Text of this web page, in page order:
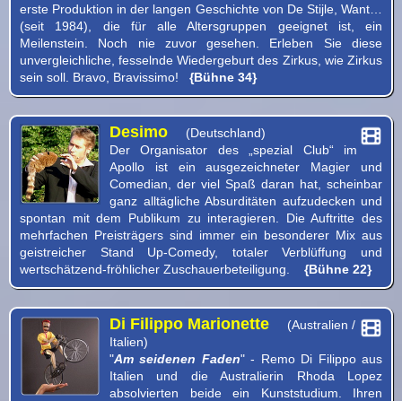
erste Produktion in der langen Geschichte von De Stijle, Want…
(seit 1984), die für alle Altersgruppen geeignet ist, ein
Meilenstein. Noch nie zuvor gesehen. Erleben Sie diese
unvergleichliche, fesselnde Wiedergeburt des Zirkus, wie Zirkus
sein soll. Bravo, Bravissimo! {Bühne 34}
Desimo
(Deutschland)
Der Organisator des „spezial Club“ im
Apollo ist ein ausgezeichneter Magier und
Comedian, der viel Spaß daran hat, scheinbar
ganz alltägliche Absurditäten aufzudecken und
spontan mit dem Publikum zu interagieren. Die Auftritte des
mehrfachen Preisträgers sind immer ein besonderer Mix aus
geistreicher Stand Up-Comedy, totaler Verblüffung und
wertschätzend-fröhlicher Zuschauerbeteiligung. {Bühne 22}
Di Filippo Marionette
(Australien /
Italien)
"Am seidenen Faden" - Remo Di Filippo aus
Italien und die Australierin Rhoda Lopez
absolvierten beide ein Kunststudium. Ihren